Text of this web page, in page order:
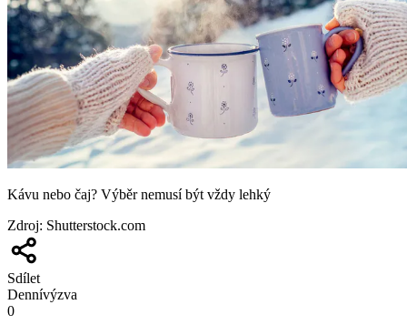
Kávu nebo čaj? Výběr nemusí být vždy lehký
Zdroj: Shutterstock.com
Sdílet
Dennívýzva
0